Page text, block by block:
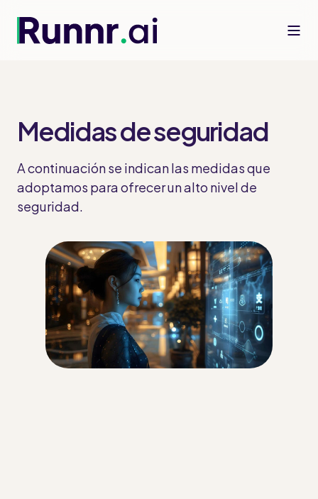
Medidas de seguridad
A continuación se indican las medidas que
adoptamos para ofrecer un alto nivel de
seguridad.